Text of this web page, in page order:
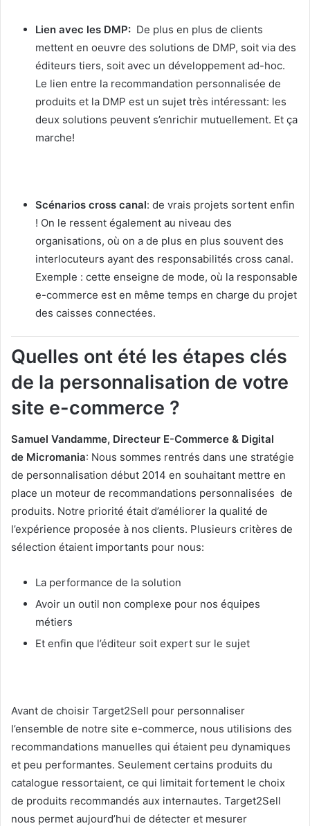
Lien avec les DMP: De plus en plus de clients
mettent en oeuvre des solutions de DMP, soit via des
éditeurs tiers, soit avec un développement ad-hoc.
Le lien entre la recommandation personnalisée de
produits et la DMP est un sujet très intéressant: les
deux solutions peuvent s’enrichir mutuellement. Et ça
marche!
Scénarios cross canal: de vrais projets sortent enfin
! On le ressent également au niveau des
organisations, où on a de plus en plus souvent des
interlocuteurs ayant des responsabilités cross canal.
Exemple : cette enseigne de mode, où la responsable
e-commerce est en même temps en charge du projet
des caisses connectées.
Quelles ont été les étapes clés
de la personnalisation de votre
site e-commerce ?
​Samuel Vandamme, Directeur E-Commerce & Digital
de Micromania: Nous sommes rentrés dans une stratégie
de personnalisation début 2014 en souhaitant mettre en
place un moteur de recommandations personnalisées de
produits. Notre priorité était d’améliorer la qualité de
l’expérience proposée à nos clients. Plusieurs critères de
sélection étaient importants pour nous:
La performance de la solution
Avoir un outil non complexe pour nos équipes
métiers
Et enfin que l’éditeur soit expert sur le sujet
Avant de choisir Target2Sell pour personnaliser
l’ensemble de notre site e-commerce, nous utilisions des
recommandations manuelles qui étaient peu dynamiques
et peu performantes. Seulement certains produits du
catalogue ressortaient, ce qui limitait fortement le choix
de produits recommandés aux internautes. Target2Sell
nous permet aujourd’hui de détecter et mesurer